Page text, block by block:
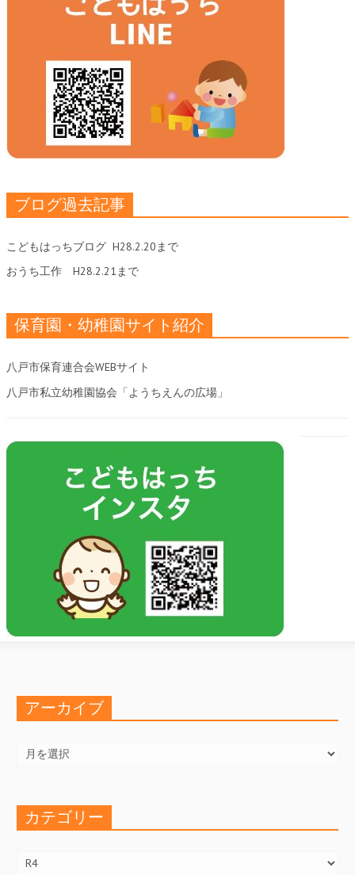
ブログ過去記事
こどもはっちブログ H28.2.20まで
おうち工作 H28.2.21まで
保育園・幼稚園サイト紹介
八戸市保育連合会WEBサイト
八戸市私立幼稚園協会「ようちえんの広場」
アーカイブ
カ
カテゴリー
ゴ